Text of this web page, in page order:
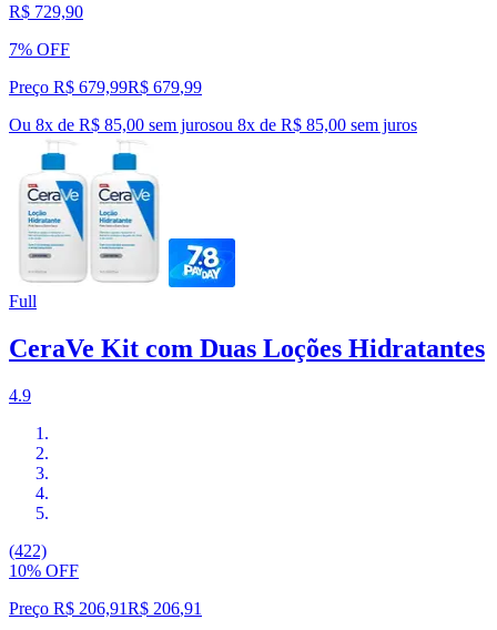
R$ 729,90
7% OFF
Preço R$ 679,99R$ 679,99
Ou 8x de R$ 85,00 sem jurosou 8x de R$ 85,00 sem juros
Full
CeraVe Kit com Duas Loções Hidratantes
4.9
(422)
10% OFF
Preço R$ 206,91R$ 206,91